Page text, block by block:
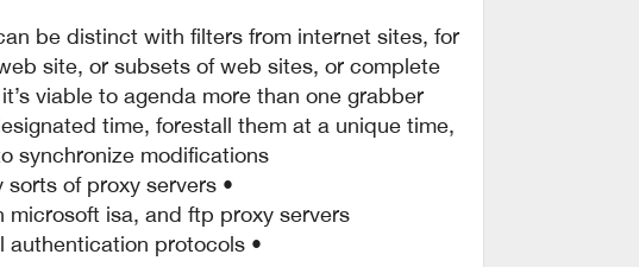
be distinct with filters from internet sites, for
site, or subsets of web sites, or complete
viable to agenda more than one grabber
time, forestall them at a unique time,
synchronize modifications.
• idm helps many sorts of proxy servers.
isa, and ftp proxy servers.
• idm helps principal authentication protocols: